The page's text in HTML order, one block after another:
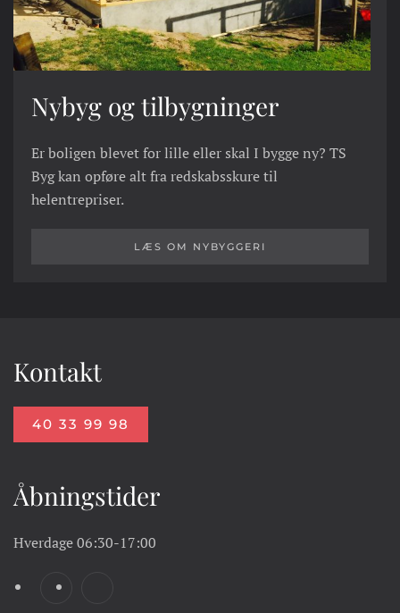
Nybyg og tilbygninger
Er boligen blevet for lille eller skal I bygge ny? TS
Byg kan opføre alt fra redskabsskure til
helentrepriser.
LÆS OM NYBYGGERI
Kontakt
40 33 99 98
Åbningstider
Hverdage06:30-17:00